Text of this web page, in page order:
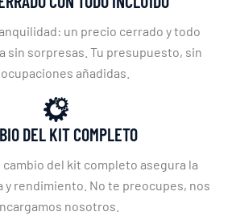
un precio cerrado y todo
sin sorpresas. Tu presupuesto, sin
añadidas.
DEL KIT COMPLETO
cambio del kit completo asegura la
y rendimiento. No te preocupes, nos
nosotros.